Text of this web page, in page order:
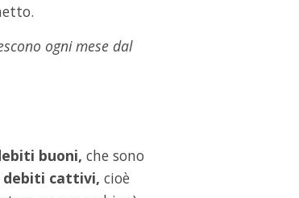
ogni mese dal
buoni, che sono
debiti cattivi, cioè